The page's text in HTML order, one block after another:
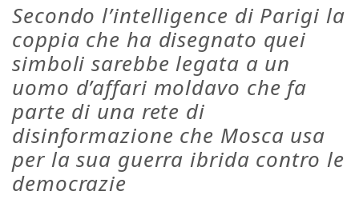
Secondo l’intelligence di Parigi la
coppia che ha disegnato quei
simboli sarebbe legata a un
uomo d’affari moldavo che fa
parte di una rete di
disinformazione che Mosca usa
per la sua guerra ibrida contro le
democrazie